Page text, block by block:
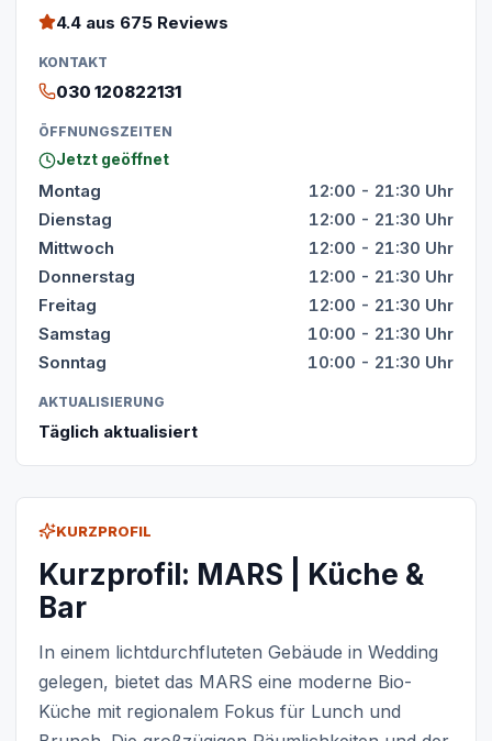
KURZPROFIL
Kurzprofil: MARS | Küche &
Bar
In einem lichtdurchfluteten Gebäude in Wedding
gelegen, bietet das MARS eine moderne Bio-
Küche mit regionalem Fokus für Lunch und
4.4 aus 675 Reviews
KONTAKT
030 120822131
ÖFFNUNGSZEITEN
Jetzt geöffnet
Montag
12:00 - 21:30 Uhr
Dienstag
12:00 - 21:30 Uhr
Mittwoch
12:00 - 21:30 Uhr
Donnerstag
12:00 - 21:30 Uhr
Freitag
12:00 - 21:30 Uhr
Samstag
10:00 - 21:30 Uhr
Sonntag
10:00 - 21:30 Uhr
AKTUALISIERUNG
Täglich aktualisiert